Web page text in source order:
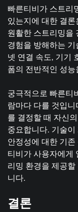
빠른티비가 스트리
있는지에 대한 결
원활한 스트리밍을
경험을 방해하는
넷 연결 속도, 기기
폼의 전반적인 성
궁극적으로 빠른티
람마다 다를 것입
를 결정할 때 자신
중요합니다. 기술
안정성에 대한 기
티비가 사용자에게
리밍 환경을 제공
니다.
결론